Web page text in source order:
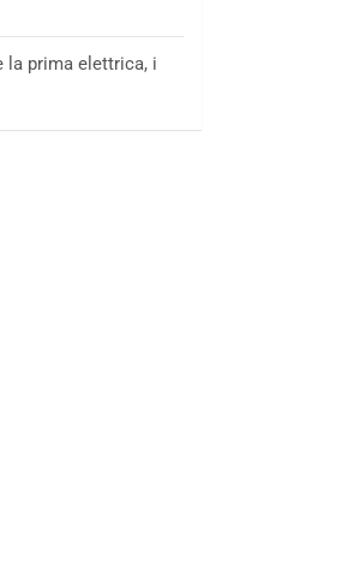
la prima elettrica, i